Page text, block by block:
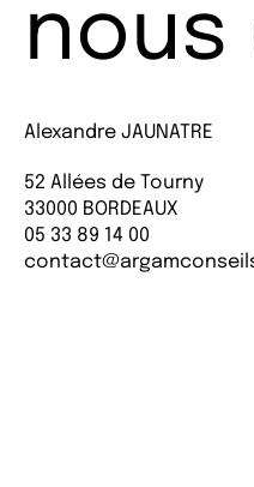
Alexandre JAUNATRE
52 Allées de Tourny
33000 BORDEAUX
05 33 89 14 00